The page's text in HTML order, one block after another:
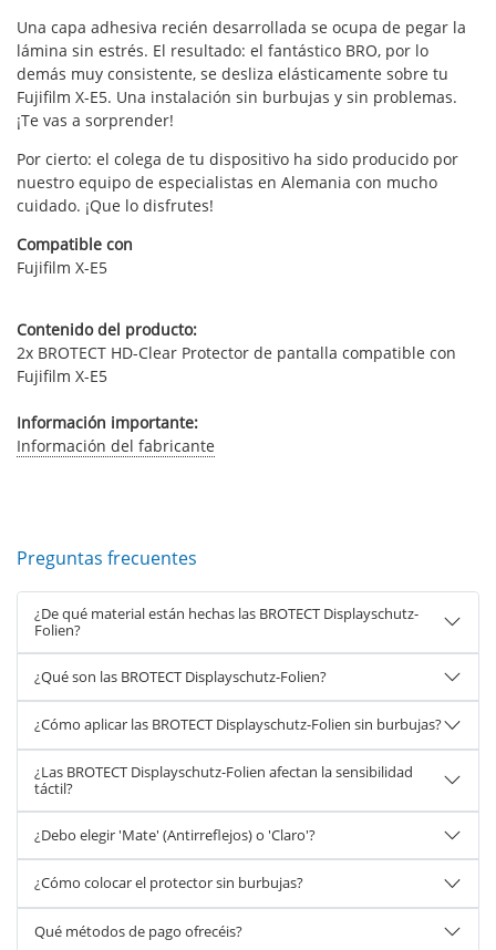
Una capa adhesiva recién desarrollada se ocupa de pegar la
lámina sin estrés. El resultado: el fantástico BRO, por lo
demás muy consistente, se desliza elásticamente sobre tu
Fujifilm X-E5. Una instalación sin burbujas y sin problemas.
¡Te vas a sorprender!
Por cierto: el colega de tu dispositivo ha sido producido por
nuestro equipo de especialistas en Alemania con mucho
cuidado. ¡Que lo disfrutes!
Compatible con
Fujifilm X-E5
Contenido del producto:
2x BROTECT HD-Clear Protector de pantalla compatible con
Fujifilm X-E5
Información importante:
Información del fabricante
Preguntas frecuentes
¿De qué material están hechas las BROTECT Displayschutz-
Folien?
¿Qué son las BROTECT Displayschutz-Folien?
¿Cómo aplicar las BROTECT Displayschutz-Folien sin burbujas?
¿Las BROTECT Displayschutz-Folien afectan la sensibilidad
táctil?
¿Debo elegir 'Mate' (Antirreflejos) o 'Claro'?
¿Cómo colocar el protector sin burbujas?
Qué métodos de pago ofrecéis?